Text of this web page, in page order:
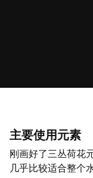
主要使用元素
刚画好了三丛荷花
几乎比较适合整个